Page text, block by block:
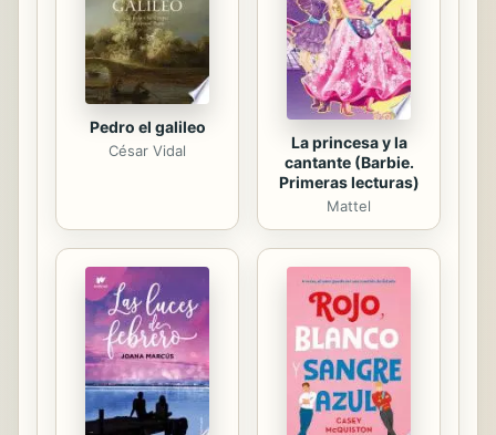
Pedro el galileo
César Vidal
La princesa y la
cantante (Barbie.
Primeras lecturas)
Mattel